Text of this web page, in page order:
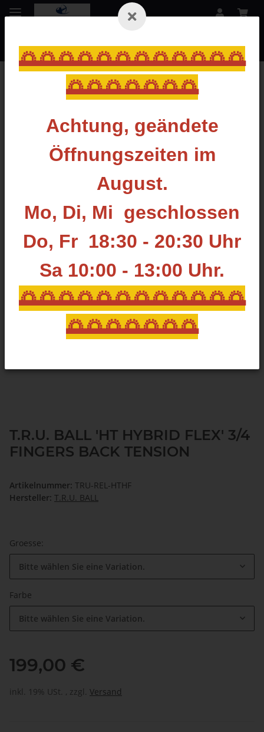
🌅🌅🌅🌅🌅🌅🌅🌅🌅🌅🌅🌅
🌅🌅🌅🌅🌅🌅🌅
Achtung, geändete
Öffnungszeiten im
August.
Mo, Di, Mi geschlossen
Do, Fr 18:30 - 20:30 Uhr
Sa 10:00 - 13:00 Uhr.
🌅🌅🌅🌅🌅🌅🌅🌅🌅🌅🌅🌅
🌅🌅🌅🌅🌅🌅🌅
Zurück zur Liste Back Tension
T.R.U. BALL 'HT HYBRID FLEX' 3/4
FINGERS BACK TENSION
Artikelnummer: TRU-REL-HTHF
Hersteller: T.R.U. BALL
Groesse:
Bitte wählen Sie eine Variation.
Farbe
Bitte wählen Sie eine Variation.
199,00 €
inkl. 19% USt. , zzgl. Versand